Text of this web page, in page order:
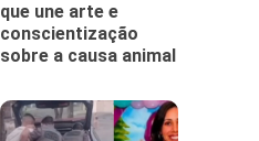
que une arte e
conscientização
sobre a causa animal